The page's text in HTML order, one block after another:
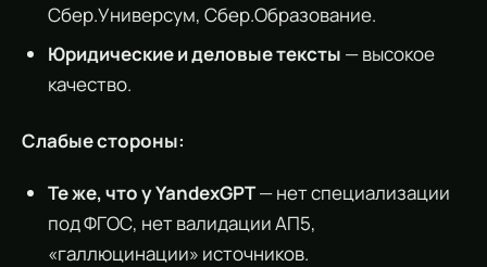
Сбер.Универсум, Сбер.Образование.
Юридические и деловые тексты — высокое
качество.
Слабые стороны:
Те же, что у YandexGPT— нет специализации
под ФГОС, нет валидации АП5,
«галлюцинации» источников.